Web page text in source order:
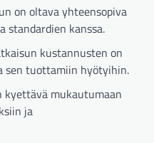
on oltava yhteensopiva
standardien kanssa.
kustannusten on
sen tuottamiin hyötyihin.
kyettävä mukautumaan
ja